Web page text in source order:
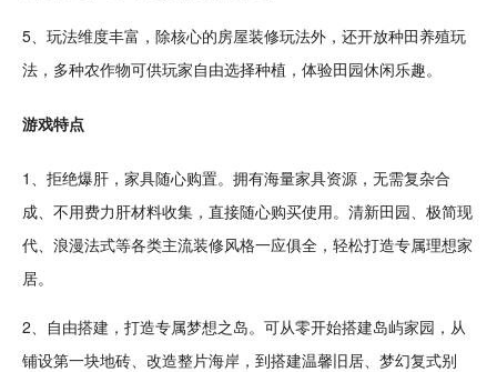
5、玩法维度丰富，除核心的房屋装修玩法外，还开放种田养殖玩
法，多种农作物可供玩家自由选择种植 ，体验田园休闲乐趣。
游戏特点
1、拒绝爆肝，家具随心购置。拥有海量家具资源，无需复杂合
成、不用费力肝材料收集，直接随心购买使用。 清新田园、极简现
代、 浪漫法式等各类主流装修风格一应俱全，轻松打造专属理想家
居。
2、自由搭建，打造专属梦想之岛。可从零开始搭建岛屿家园 ，从
铺设第一块地砖、改造整片海岸，到搭建温馨旧居、梦幻复式别